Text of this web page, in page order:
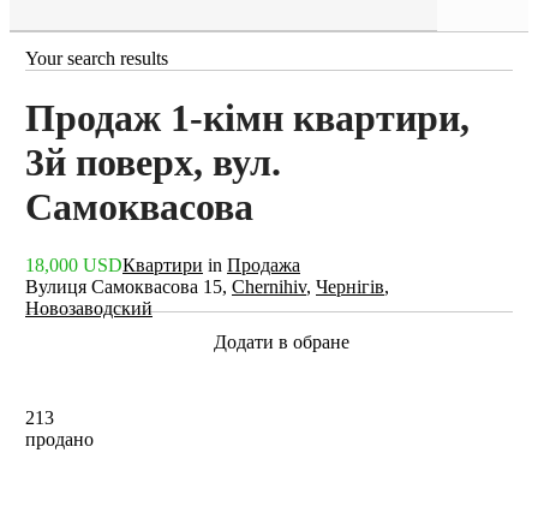
Your search results
Продаж 1-кімн квартири,
3й поверх, вул.
Самоквасова
18,000 USDКвартири in Продажа
Вулиця Самоквасова 15, Chernihiv, Чернігів,
Новозаводский
Додати в обране
213
продано